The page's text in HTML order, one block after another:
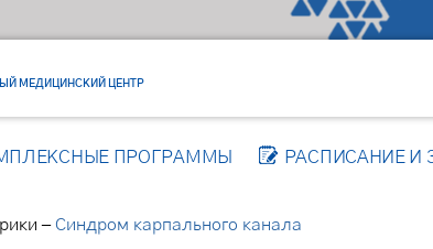
МЕДИЦИНСКИЙ ЦЕНТР
ПРОГРАММЫ РАСПИСАНИЕ И
–Синдром карпального канала